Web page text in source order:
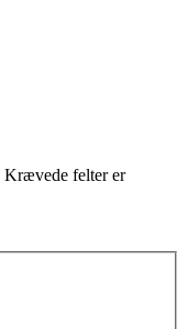
Krævede felter er